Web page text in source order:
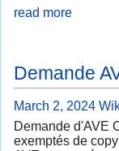
read more
Demande
March 2, 2024
Demande d'AVE
exemptés de